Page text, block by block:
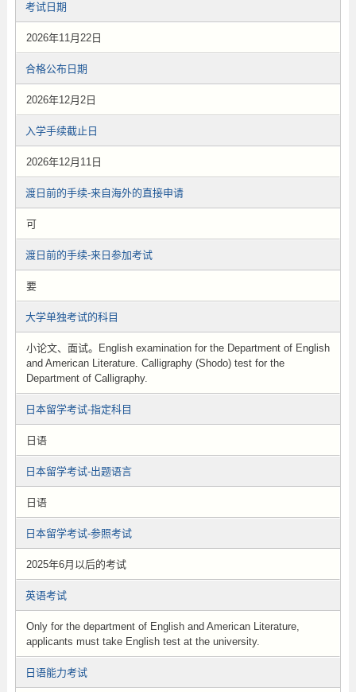
考试日期
2026年11月22日
合格公布日期
2026年12月2日
入学手续截止日
2026年12月11日
渡日前的手续-来自海外的直接申请
可
渡日前的手续-来日参加考试
要
大学单独考试的科目
小论文、面试。English examination for the Department of English
and American Literature. Calligraphy (Shodo) test for the
Department of Calligraphy.
日本留学考试-指定科目
日语
日本留学考试-出题语言
日语
日本留学考试-参照考试
2025年6月以后的考试
英语考试
Only for the department of English and American Literature,
applicants must take English test at the university.
日语能力考试